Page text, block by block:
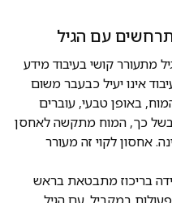
עם הגיל
מתעורר קושי בעיבוד מידע
אינו יעיל כבעבר משום
באופן טבעי, עוברים
בשל כך, המוח מתקשה לאחסן
אחסון לקוי זה מעורר
בריכוז מתבטאת בראש
במקביל. עם הגיל,